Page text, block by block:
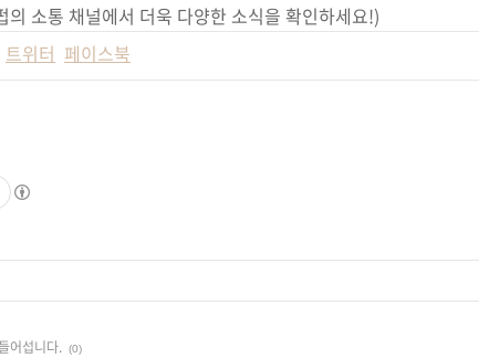
의 소통 채널에서 더욱 다양한 소식을 확인하세요!)
트위터 페이스북
어섭니다. (0)